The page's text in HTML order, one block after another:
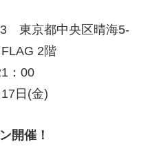
京都中央区晴海5-
2階
：00
日(金)
開催！